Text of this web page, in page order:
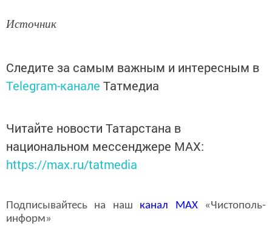
Источник
Следите за самым важным и интересным в
Telegram-канале Татмедиа
Читайте новости Татарстана в
национальном мессенджере MАХ:
https://max.ru/tatmedia
Подписывайтесь на наш канал MAX«Чистополь-
информ»